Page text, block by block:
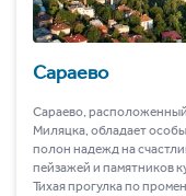
Сараево
Сараево,
Миляцка, обладает
полон надежд на
пейзажей и памятников
Тихая прогулка по